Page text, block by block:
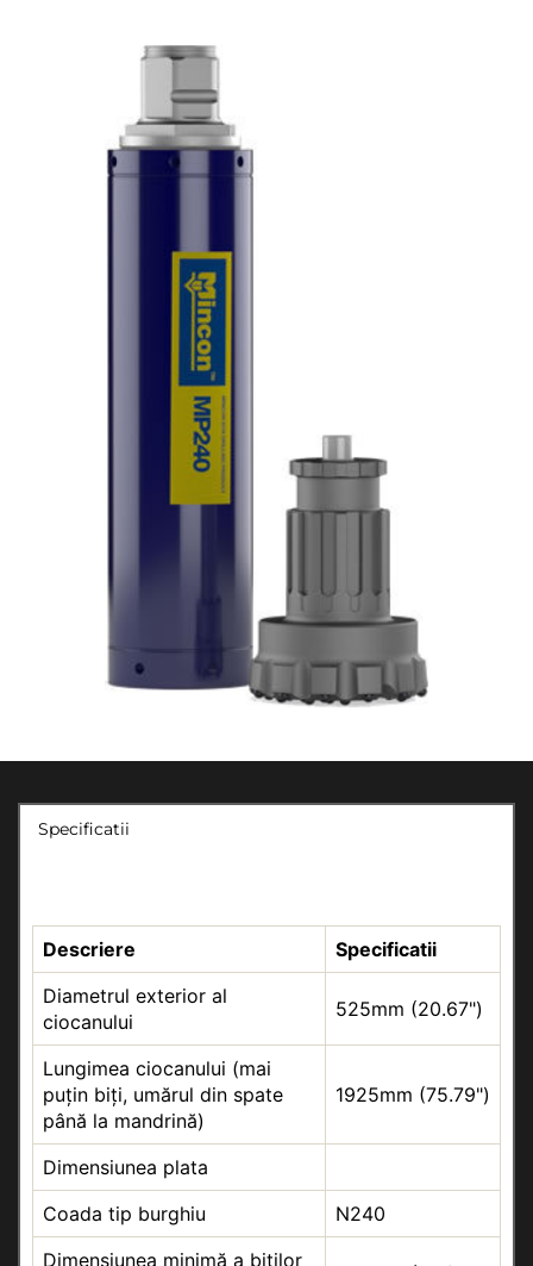
Specificatii
Descriere
Specificatii
Diametrul exterior al
ciocanului
525mm (20.67")
Lungimea ciocanului (mai
puțin biți, umărul din spate
până la mandrină)
1925mm (75.79")
Dimensiunea plata
Coada tip burghiu
N240
Dimensiunea minimă a biților